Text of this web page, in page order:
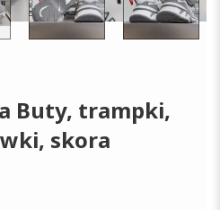
Buty, trampki,
skora